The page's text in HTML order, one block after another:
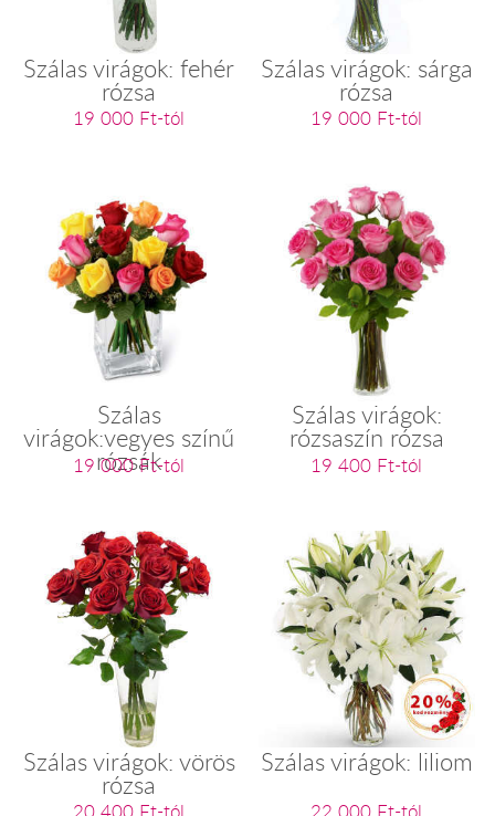
Szálas virágok: fehér
rózsa
19 000 Ft-tól
Szálas virágok: sárga
rózsa
19 000 Ft-tól
Szálas
virágok:vegyes színű
rózsák
19 000 Ft-tól
Szálas virágok:
rózsaszín rózsa
19 400 Ft-tól
Szálas virágok: vörös
rózsa
Szálas virágok: liliom